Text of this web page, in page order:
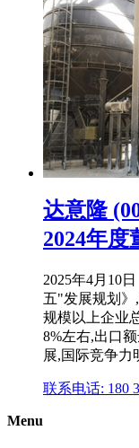
达意隆
2024年度
2025年4月10
五"发展规划》
规模以上企业
8%左右,出口
展,国际竞争力
联系电话: 180
Menu